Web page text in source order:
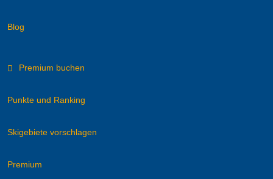
Blog
Premium buchen
Punkte und Ranking
Skigebiete vorschlagen
Premium